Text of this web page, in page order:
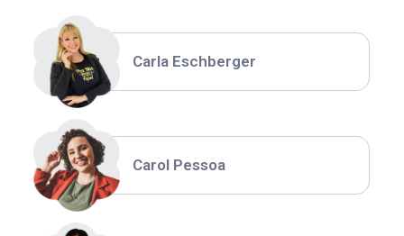
Carla Eschberger
Carol Pessoa